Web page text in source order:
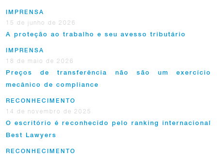
IMPRENSA
15 de junho de 2026
A proteção ao trabalho e seu avesso tributário
IMPRENSA
18 de maio de 2026
Preços de transferência não são um exercício
mecânico de compliance
RECONHECIMENTO
14 de novembro de 2025
O escritório é reconhecido pelo ranking internacional
Best Lawyers
RECONHECIMENTO